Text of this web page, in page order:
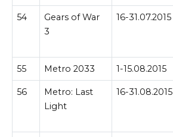
54
Gears of War
3
16-31.07.2015
55 Metro 2033 1-15.08.2015
56
Metro: Last
Light
16-31.08.2015